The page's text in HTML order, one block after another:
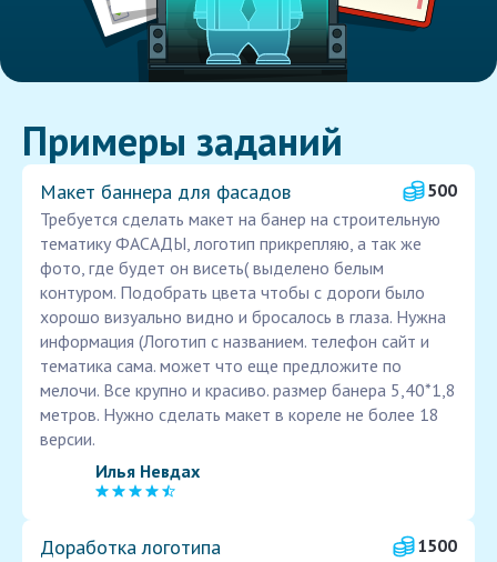
Примеры заданий
Макет баннера для фасадов
500
Требуется сделать макет на банер на строительную
тематику ФАСАДЫ, логотип прикрепляю, а так же
фото, где будет он висеть( выделено белым
контуром. Подобрать цвета чтобы с дороги было
хорошо визуально видно и бросалось в глаза. Нужна
информация (Логотип с названием. телефон сайт и
тематика сама. может что еще предложите по
мелочи. Все крупно и красиво. размер банера 5,40*1,8
метров. Нужно сделать макет в кореле не более 18
версии.
Илья Невдах
Доработка логотипа
1500